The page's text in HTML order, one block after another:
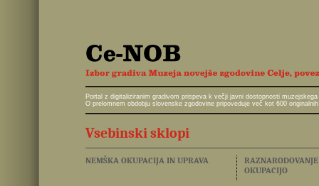
Portal z digitaliziranim gradivom prispeva k večji javni dostopnosti
O prelomnem obdobju slovenske zgodovine pripoveduje več kot 600
Vsebinski sklopi
NEMŠKA OKUPACIJA IN UPRAVA
OKUPACIJO